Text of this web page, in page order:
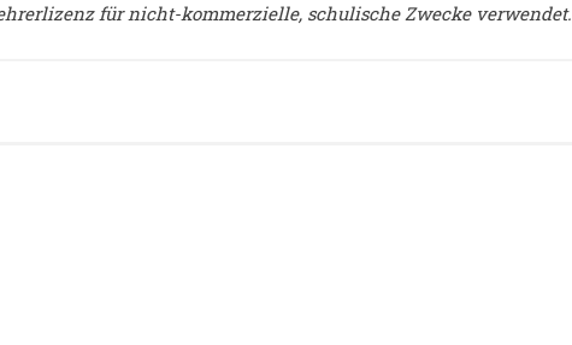
für nicht-kommerzielle, schulische Zwecke verwendet.